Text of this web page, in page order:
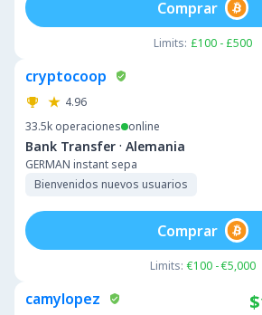
Limits: £100 - £500
Comprar
cryptocoop
4.96
33.5k operaciones online
Bank Transfer · Alemania
GERMAN instant sepa
Bienvenidos nuevos usuarios
Limits: €100 - €5,000
Comprar
camylopez